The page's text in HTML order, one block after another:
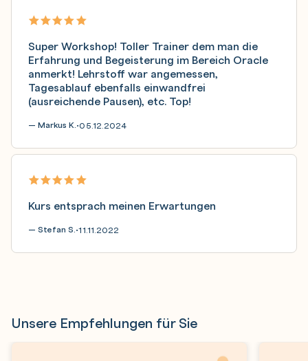
Super Workshop! Toller Trainer dem man die
Erfahrung und Begeisterung im Bereich Oracle
anmerkt! Lehrstoff war angemessen,
Tagesablauf ebenfalls einwandfrei
(ausreichende Pausen), etc. Top!
— Markus K.•05.12.2024
Kurs entsprach meinen Erwartungen
— Stefan S.•11.11.2022
Unsere Empfehlungen für Sie